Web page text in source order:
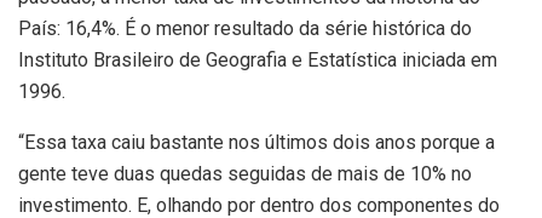
País: 16,4%. É o menor resultado da série histórica do
Instituto Brasileiro de Geografia e Estatística iniciada em
1996.
“Essa taxa caiu bastante nos últimos dois anos porque a
gente teve duas quedas seguidas de mais de 10% no
investimento. E, olhando por dentro dos componentes do